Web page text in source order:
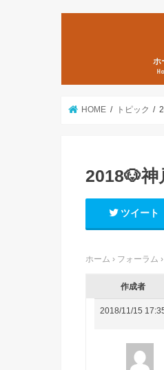
ホ
HOME トピック
2018🐶神
ツイート
ホーム › フォーラム ›
作成者
2018/11/15